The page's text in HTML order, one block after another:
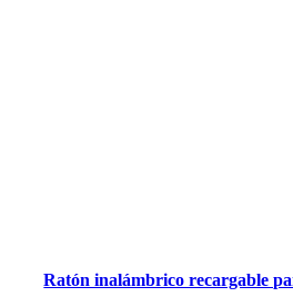
Ratón inalámbrico recargable